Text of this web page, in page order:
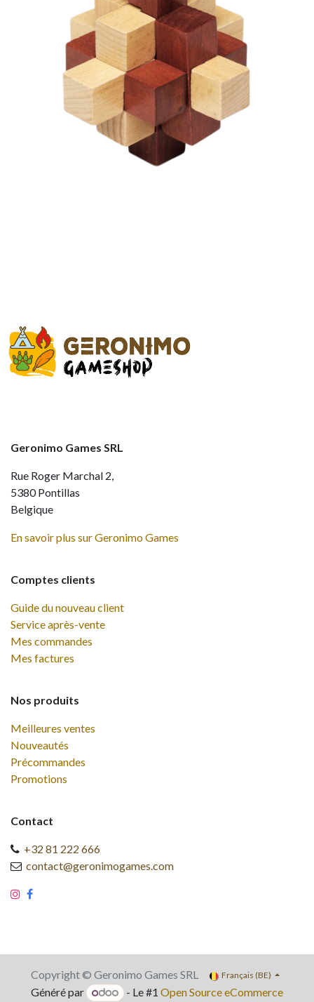
Comptes clients
Guide du nouveau client
Service après-vente
Mes commandes
Mes factures
Nos produits
Meilleures ventes
Nouveautés
Précommandes
Promotions
Contact
+32 81 222 666
contact@geronimogames.com
Geronimo Games SRL
Rue Roger Marchal 2,
5380 Pontillas
Belgique
En savoir plus sur Geronimo Games
Copyright © Geronimo Games SRL Français (BE)
Généré par - Le #1Open Source eCommerce